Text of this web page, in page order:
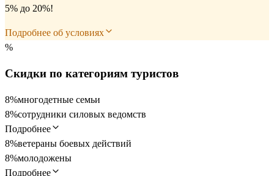
5% до 20%!
Подробнее об условиях
%
Скидки по категориям туристов
8%многодетные семьи
8%сотрудники силовых ведомств
Подробнее
8%ветераны боевых действий
8%молодожены
Подробнее